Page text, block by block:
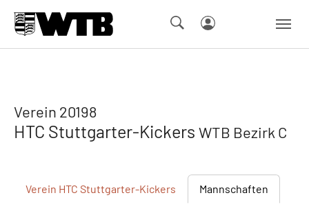
Verein 20198
HTC Stuttgarter-Kickers WTB Bezirk C
Verein HTC Stuttgarter-Kickers Mannschaften